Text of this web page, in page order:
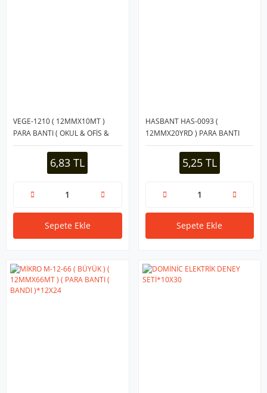
VEGE-1210 ( 12MMX10MT )
PARA BANTI ( OKUL & OFİS &
KIRTASİYE ) (KALINLIK : 36
MİCRON) (SU BAZLI AKRİLİK
TUTKAL) ( BANDI )*12X60
6,83 TL
Sepete Ekle
HASBANT HAS-0093 (
12MMX20YRD ) PARA BANTI
(18MT) ( BANDI )*12X120
5,25 TL
Sepete Ekle